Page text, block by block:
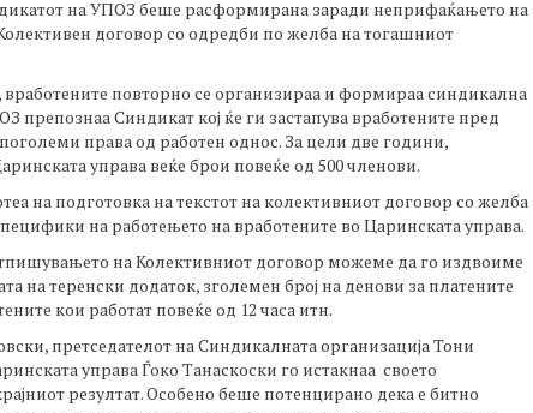
на УПОЗ беше расформирана заради неприфаќањето на
договор со одредби по желба на тогашниот
вработените повторно се организираа и формираа синдикална
препознаа Синдикат кој ќе ги застапува вработените пред
права од работен однос. За цели две години,
управа веќе брои повеќе од 500 членови.
на подготовка на текстот на колективниот договор со желба
на работењето на вработените во Царинската управа.
на Колективниот договор можеме да го издвоиме
на теренски додаток, зголемен број на денови за платените
кои работат повеќе од 12 часа итн.
претседателот на Синдикалната организација Тони
управа Ѓоко Танаскоски го истакнаа своето
резултат. Особено беше потенцирано дека е битно